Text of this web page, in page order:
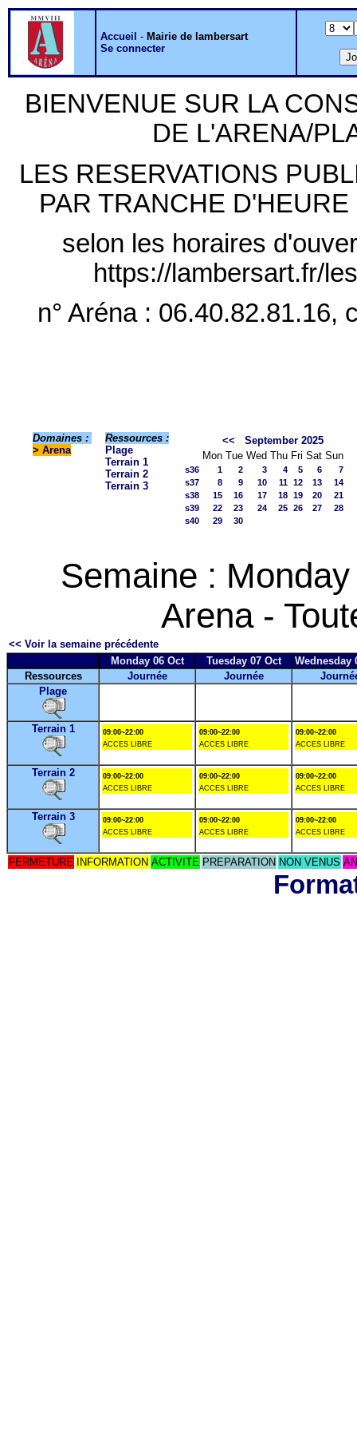
Accueil - Mairie de lambersart
Se connecter
BIENVENUE SUR LA
DE L'ARENA/
LES RESERVATIONS
PAR TRANCHE
selon les horaires
https://lambersart.fr/
n° Aréna : 06.40.82.81.16,
Domaines :
> Arena
Ressources :
Plage
Terrain 1
Terrain 2
Terrain 3
<<
September 2025
Mon Tue Wed Thu Fri Sat Sun
s36 1 2 3 4 5 6
7
s37
8 9 10 11 12 13
14
s38
15 16 17 18 19 20
21
s39
22 23 24 25 26 27
28
s40
29 30
Semaine :
Arena -
<< Voir la semaine précédente
Monday 06 Oct
Tuesday 07 Oct
Wednesday
Ressources
Journée Journée
Plage
Terrain 1
09:00~22:00
ACCES LIBRE
09:00~22:00
ACCES LIBRE
09:00~22:00
ACCES LIBRE
Terrain 2
09:00~22:00
ACCES LIBRE
09:00~22:00
ACCES LIBRE
09:00~22:00
ACCES LIBRE
Terrain 3
09:00~22:00
ACCES LIBRE
09:00~22:00
ACCES LIBRE
09:00~22:00
ACCES LIBRE
FERMETURE INFORMATION ACTIVITE PREPARATION NON VENUS